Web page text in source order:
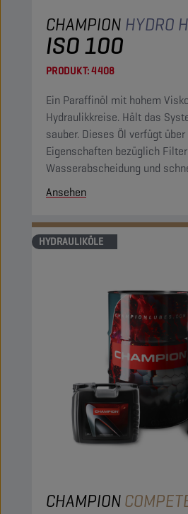
CHAMPION HYDRO
ISO 100
PRODUKT:4408
Ein Paraffinöl mit hohem
Hydraulikkreise. Hält das
sauber. Dieses Öl verfügt über
Eigenschaften bezüglich
Wasserabscheidung und
Ansehen
HYDRAULIKÖLE
CHAMPION